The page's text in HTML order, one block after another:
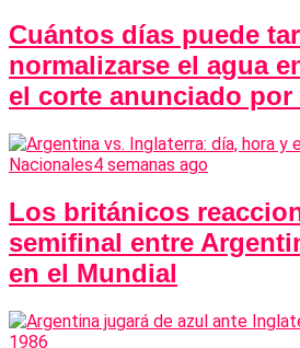
Cuántos días puede
normalizarse el agua
el corte anunciado por
Nacionales4 semanas ago
Los británicos
semifinal entre
en el Mundial